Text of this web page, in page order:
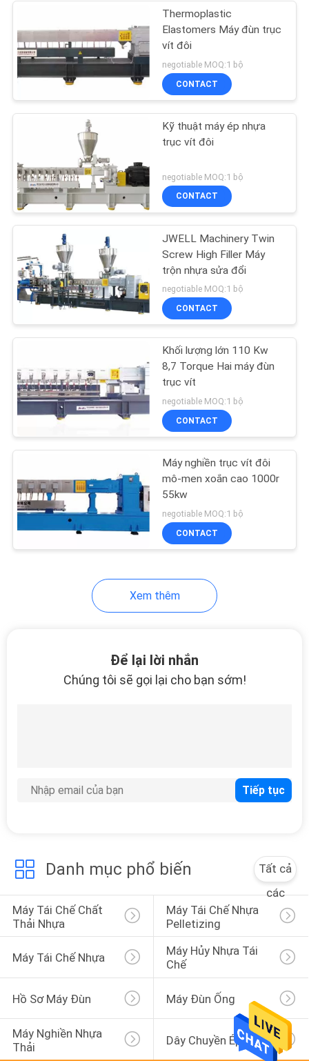
SƠ
ĐỒ
TRANG
WEB
PRIVACY
POLICY
Máy đùn ống
Máy nghiền nhựa
thải
Dây chuyền ép đùn
Máy thổi
18
Vít đùn và thùng
máy đùn trục vít đôi
Dây chuyền sản xuất
vải không dệt
Meltblown
6
Thermoplastic
Elastomers Máy đùn trục
vít đôi
negotiable MOQ:1 bộ
CONTACT
Kỹ thuật máy ép nhựa
trục vít đôi
negotiable MOQ:1 bộ
CONTACT
JWELL Machinery Twin
Screw High Filler Máy
trộn nhựa sửa đổi
negotiable MOQ:1 bộ
CONTACT
Khối lượng lớn 110 Kw
8,7 Torque Hai máy đùn
trục vít
negotiable MOQ:1 bộ
CONTACT
Máy nghiền trục vít đôi
mô-men xoắn cao 1000r
55kw
negotiable MOQ:1 bộ
CONTACT
Xem thêm
Để lại lời nhắn
Chúng tôi sẽ gọi lại cho bạn sớm!
Danh mục phổ biến
Tất cả
các
Máy Tái Chế Chất
Thải Nhựa
Máy Tái Chế Nhựa
Pelletizing
Máy Tái Chế Nhựa
Máy Hủy Nhựa Tái
Chế
Hồ Sơ Máy Đùn Máy Đùn Ống
Máy Nghiền Nhựa
Thải
Dây Chuyền Ép Đùn